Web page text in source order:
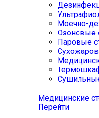
Моечно-
Озоновые
Паровые
Медицинские
Перейти